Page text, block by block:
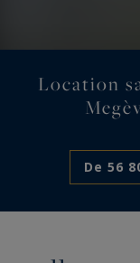
Location
De 56